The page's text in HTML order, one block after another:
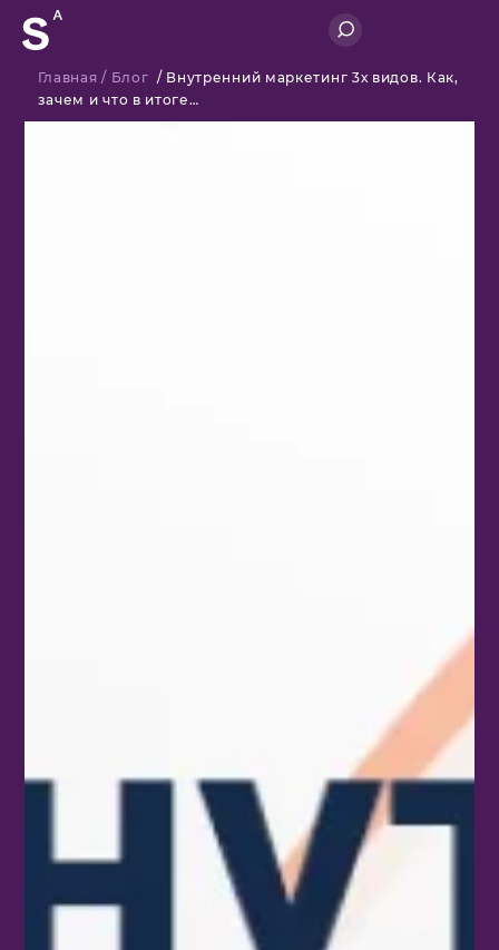
Главная / Блог / Внутренний маркетинг 3х видов. Как,
зачем и что в итоге…